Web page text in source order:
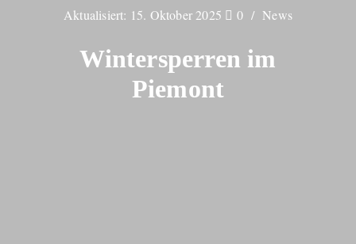
Aktualisiert: 15. Oktober 2025 0 News
Wintersperren im
Piemont